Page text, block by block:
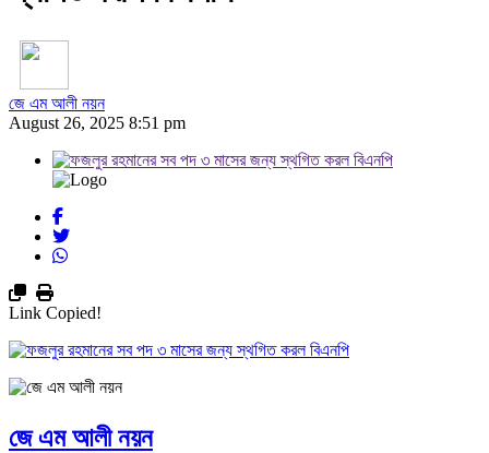
জে এম আলী নয়ন
August 26, 2025 8:51 pm
Link Copied!
জে এম আলী নয়ন